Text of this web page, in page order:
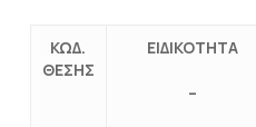
ΚΩΔ.
ΘΕΣΗΣ
ΕΙΔΙΚΟΤΗΤΑ
–